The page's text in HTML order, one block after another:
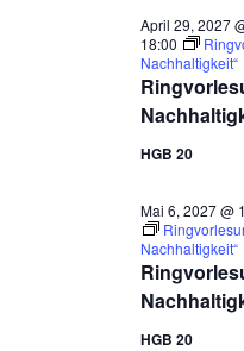
April 29, 2027
18:00
Nachhaltigkeit“
HGB 20
Mai 6, 2027 @
Nachhaltigkeit“
HGB 20